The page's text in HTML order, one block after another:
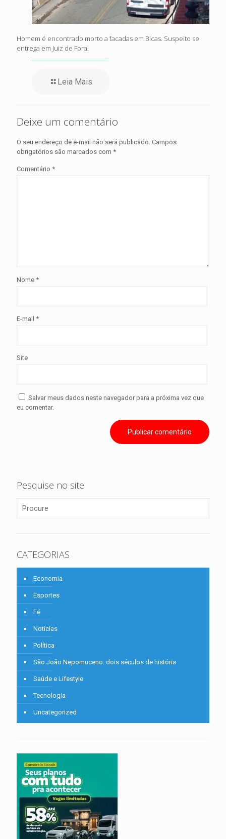
Homem é encontrado morto a facadas em Bicas. Suspeito se
entrega em Juiz de Fora.
Leia Mais
Deixe um comentário
O seu endereço de e-mail não será publicado. Campos
obrigatórios são marcados com *
Comentário *
Nome *
E-mail *
Site
Salvar meus dados neste navegador para a próxima vez que
eu comentar.
Pesquise no site
CATEGORIAS
Economia
Esportes
Fé
Notícias
Política
São João Nepomuceno: dois séculos de história
Saúde e Lifestyle
Tecnologia
Uncategorized